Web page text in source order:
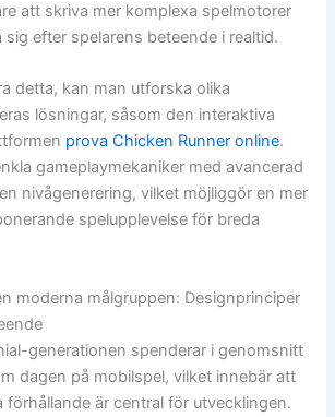
att skriva mer komplexa spelmotorer
efter spelarens beteende i realtid.
detta, kan man utforska olika
lösningar, såsom den interaktiva
prova Chicken Runner online.
gameplaymekaniker med avancerad
nivågenerering, vilket möjliggör en mer
spelupplevelse för breda
moderna målgruppen: Designprinciper
generationen spenderar i genomsnitt
dagen på mobilspel, vilket innebär att
förhållande är central för utvecklingen.